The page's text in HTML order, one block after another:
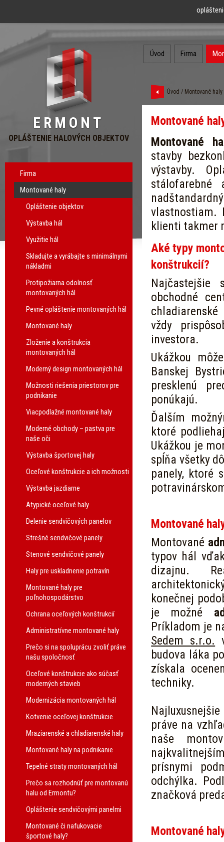
ERMONT
OPLÁŠTENIE HALOVÝCH OBJEKTOV
Firma
Montované haly
Opláštenie objektov
Výstavba hál
Využitie hál
Skladujte a vyrábajte s minimálnymi
nákladmi
Protipožiarna odolnosť
montovaných hál
Pevné opláštenie montovaných hál
Montované haly
Zloženie a konštrukcia
montovaných hál
Moderný design montovaných hál
Možnosti riešenia priestorov pre
podnikanie
Viacpodlažné montované haly
Moderné obchody – pastva pre
naše oči
Výstavba športovej haly
Oceľové konštrukcie a ich možnosti
Výstavba jazdiarne
Atypické oceľové haly
Delenie sendvičových panelov
Strešné sendvičové panely
Stenové sendvičové panely
Haly pre uskladnenie potravín
Montované haly pre
poľnohospodárstvo
Ochrana oceľových konštrukcií
Administratívne montované haly
Prečo si na spoluprácu zvoliť práve
našu spoločnosť
Oceľové konštrukcie ako súčasť
moderných stavieb
Modernizácia montovaných hál
Kotvenie oceľovej konštrukcie
Mraziarenské a chladiarenské haly
Montované haly na podnikanie
Tepelné straty montovaných hál
Prečo sa rozhodnúť pre montovanú
halu od Ermontu?
Opláštenie sendvičovými panelmi
Montované či nafukovacie
športové haly?
Úvod Firma
Úvod / Montované haly
Montované
Montované
stavby
výstavby.
stálofarebné
vlastnostiam.
klienti takmer
Aké typy
konštrukcií?
Najčastejšie
obchodné
vždy
investora.
Ukážkou
Banskej
presklenú
ponúkajú.
Ďalším
ktoré
Ukážkou je
spĺňa všetky
panely, ktoré
Montované
Montované
typov hál
dizajnu.
konečnej
je možné
Príkladom je
Sedem s.r.o.
budova láka
získala
techniky.
práve na
naše
prísnymi
odchýlka.
značková
Montované